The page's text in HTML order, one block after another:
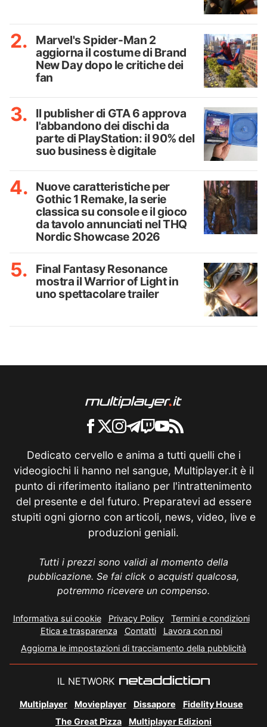
Marvel's Spider-Man 2
aggiorna il costume di Brand
New Day dopo le critiche dei
fan
Il publisher di GTA 6 approva
l'abbandono dei dischi da
parte di PlayStation: il 90% del
suo business è digitale
Nuove caratteristiche per
Gothic 1 Remake, la serie
classica su console e il gioco
da tavolo annunciati nel THQ
Nordic Showcase 2026
Final Fantasy Resonance
mostra il Warrior of Light in
uno spettacolare trailer
Dedicato cervello e anima a tutti quelli che i
videogiochi li hanno nel sangue, Multiplayer.it è il
punto di riferimento italiano per l'intrattenimento
del presente e del futuro. Preparatevi ad essere
stupiti ogni giorno con articoli, news, video, live e
produzioni geniali.
Tutti i prezzi sono validi al momento della
pubblicazione. Se fai click o acquisti qualcosa,
potremmo ricevere un compenso.
Informativa sui cookie Privacy Policy
Termini e condizioni
Etica e trasparenza
Contatti
Lavora con noi
Aggiorna le impostazioni di tracciamento della pubblicità
IL NETWORK
Multiplayer Movieplayer Dissapore
Fidelity House
The Great Pizza
Multiplayer Edizioni